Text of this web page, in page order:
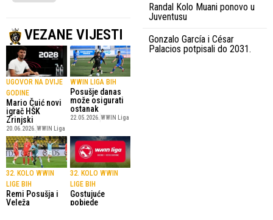
VEZANE VIJESTI
UGOVOR NA DVIJE
GODINE
Mario Čuić novi
igrač HŠK
Zrinjski
20.06.2026. WWIN Liga
WWIN LIGA BIH
Posušje danas
može osigurati
ostanak
22.05.2026. WWIN Liga
32. KOLO WWIN
LIGE BIH
Remi Posušja i
Veleža
32. KOLO WWIN
LIGE BIH
Gostujuće
pobjede
Randal Kolo Muani ponovo u
Juventusu
Gonzalo García i César
Palacios potpisali do 2031.